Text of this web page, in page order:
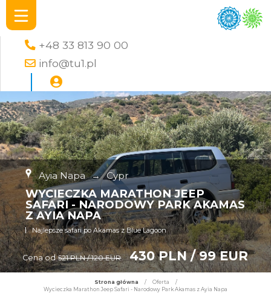
+48 33 813 90 00
info@tu1.pl
Ayia Napa → Cypr
WYCIECZKA MARATHON JEEP
SAFARI - NARODOWY PARK AKAMAS
Z AYIA NAPA
Najlepsze safari po Akamas z Blue Lagoon
Cena od 521 PLN / 120 EUR 430 PLN / 99 EUR
Strona główna / Oferta
/
Wycieczka Marathon Jeep Safari - Narodowy Park Akamas z Ayia Napa